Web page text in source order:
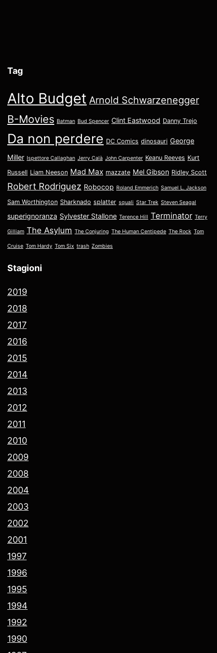
Tag
Alto Budget Arnold Schwarzenegger
B-Movies Batman Bud Spencer Clint Eastwood Danny Trejo
Da non perdere DC Comics dinosauri George
Miller Ispettore Callaghan Jerry Calà John Carpenter Keanu Reeves Kurt
Russell Liam Neeson Mad Max mazzate Mel Gibson Ridley Scott
Robert Rodriguez Robocop Roland Emmerich Samuel L. Jackson
Sam Worthington Sharknado splatter squali Star Trek Steven Seagal
superignoranza Sylvester Stallone Terence Hill Terminator Terry
Gilliam The Asylum The Conjuring The Human Centipede The Rock Tom
Cruise Tom Hardy Tom Six trash Zombies
Stagioni
2019
2018
2017
2016
2015
2014
2013
2012
2011
2010
2009
2008
2004
2003
2002
2001
1997
1996
1995
1994
1992
1990